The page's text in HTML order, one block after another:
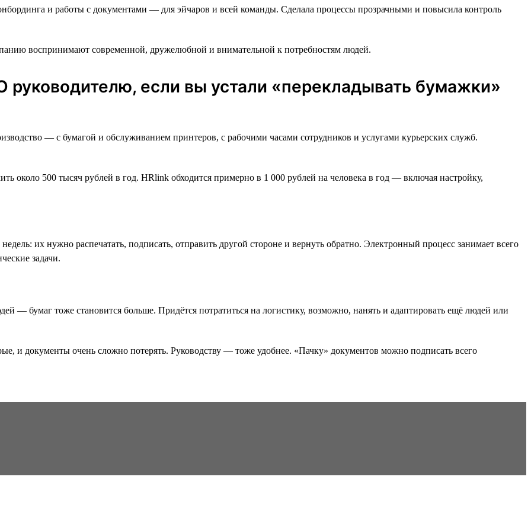
и работы с документами — для эйчаров и всей команды. Сделала процессы прозрачными и повысила контроль
воспринимают современной, дружелюбной и внимательной к потребностям людей.
руководителю, если вы устали «перекладывать бумажки»
— с бумагой и обслуживанием принтеров, с рабочими часами сотрудников и услугами курьерских служб.
около 500 тысяч рублей в год. HRlink обходится примерно в 1 000 рублей на человека в год — включая настройку,
их нужно распечатать, подписать, отправить другой стороне и вернуть обратно. Электронный процесс занимает всего
задачи.
— бумаг тоже становится больше. Придётся потратиться на логистику, возможно, нанять и адаптировать ещё людей или
и документы очень сложно потерять. Руководству — тоже удобнее. «Пачку» документов можно подписать всего